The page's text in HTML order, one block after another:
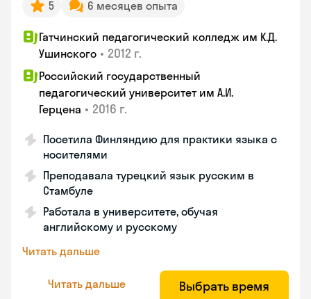
5 6 месяцев опыта
Гатчинский педагогический колледж им К.Д.
Ушинского • 2012 г.
Российский государственный
педагогический университет им А.И.
Герцена • 2016 г.
Посетила Финляндию для практики языка с
носителями
Преподавала турецкий язык русским в
Стамбуле
Работала в университете, обучая
английскому и русскому
Читать дальше
Читать дальше Выбрать время